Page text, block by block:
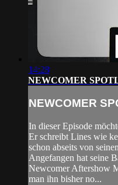
14:28
NEWCOMER
NEWCOMER
In dieser Episode
Er schreibt Lines wie
schon abseits von
Angefangen hat seine
Newcomer Aftershow
man ihn bisher no...